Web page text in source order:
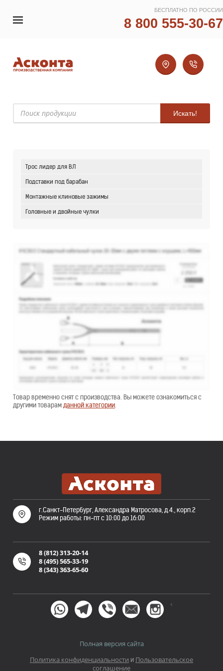
БЕСПЛАТНО ПО РОССИИ
8 800 555-30-67
Искать!
Трос лидер для ВЛ
Подставки под барабан
Монтажные клиновые зажимы
Головные и двойные чулки
Товар временно снят с производства. Вы можете ознакомиться с
другими товарамданной категории.
г.Санкт-Петербург, Александра Матросова, д.4., корп.2
Режим работы: пн-пт с 10:00 до 16:00
8 (812) 313-20-14
8 (495) 565-33-19
8 (343) 363-65-60
<
Полная версия сайта
Политика конфиденциальности и Пользовательское
соглашение